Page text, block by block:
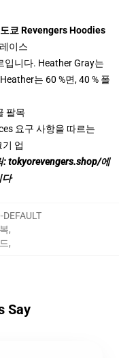
쿄 Revengers Hoodies
이스
입니다. Heather Gray는
는 60 %면, 40 % 폴
팔목
요구 사항을 따르는
업
:tokyorevengers.shop/에
다
,
,
Say